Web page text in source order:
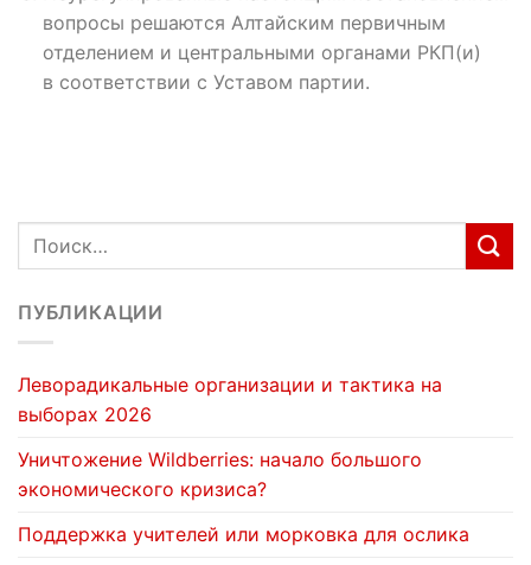
вопросы решаются Алтайским первичным
отделением и центральными органами РКП(и)
в соответствии с Уставом партии.
ПУБЛИКАЦИИ
Леворадикальные организации и тактика на
выборах 2026
Уничтожение Wildberries: начало большого
экономического кризиса?
Поддержка учителей или морковка для ослика